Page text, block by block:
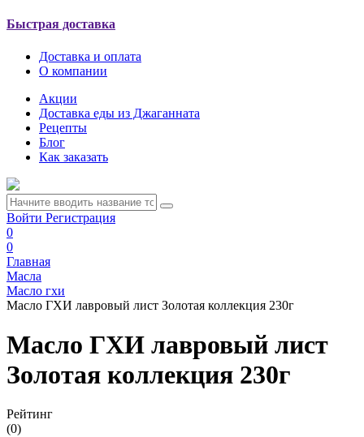
Быстрая доставка
Доставка и оплата
О компании
Акции
Доставка еды из Джаганната
Рецепты
Блог
Как заказать
Войти Регистрация
0
0
Главная
Масла
Масло гхи
Масло ГХИ лавровый лист Золотая коллекция 230г
Масло ГХИ лавровый лист
Золотая коллекция 230г
Рейтинг
(0)